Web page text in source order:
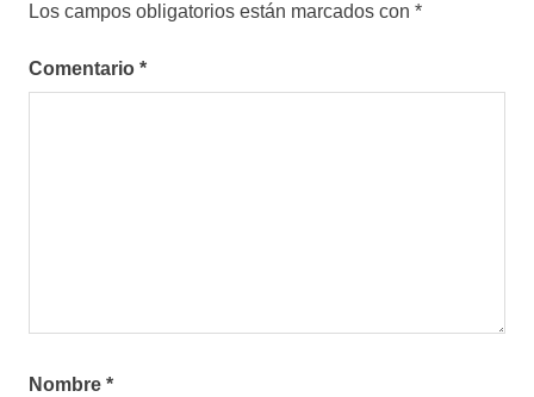
Los campos obligatorios están marcados con *
Comentario *
Nombre *